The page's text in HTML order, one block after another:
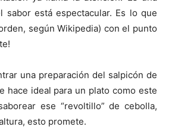
sabor está espectacular. Es lo que
según Wikipedia) con el punto
una preparación del salpicón de
hace ideal para un plato como este
ese “revoltillo” de cebolla,
esto promete.